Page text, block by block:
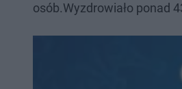
osób.Wyzdrowiało ponad